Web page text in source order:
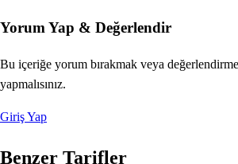
Yorum Yap & Değerlendir
Bu içeriğe yorum bırakmak veya
yapmalısınız.
Giriş Yap
Benzer Tarifler